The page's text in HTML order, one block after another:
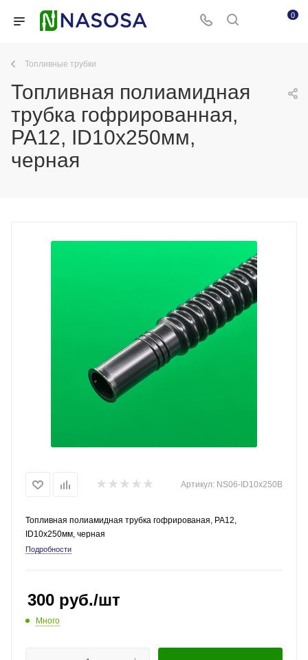
0
Топливные трубки
Топливная полиамидная
трубка гофрированная,
PA12, ID10x250мм,
черная
Артикул: NS06-ID10x250B
Топливная полиамидная трубка гофрированая, PA12,
ID10x250мм, черная
Подробности
300 руб./шт
Много